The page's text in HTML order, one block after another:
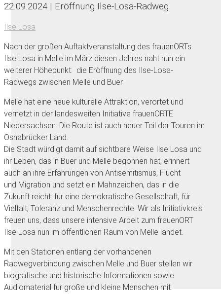
22.09.2024 | Eröffnung Ilse-Losa-Radweg
Ilse Losa
Nach der großen Auftaktveranstaltung des frauenORTs
Ilse Losa in Melle im März diesen Jahres naht nun ein
weiterer Höhepunkt: die Eröffnung des Ilse-Losa-
Radwegs zwischen Melle und Buer.
Melle hat eine neue kulturelle Attraktion, verortet und
vernetzt in der landesweiten Initiative frauenORTE
Niedersachsen. Die Route ist auch neuer Teil der Touren im
Osnabrücker Land.
Die Stadt würdigt damit auf sichtbare Weise Ilse Losa und
ihr Leben, das in Buer und Melle begonnen hat, erinnert
auch an ihre Erfahrungen von Antisemitismus, Flucht
und Migration und setzt ein Mahnzeichen, das in die
Zukunft reicht: für eine demokratische Gesellschaft, für
Vielfalt, Toleranz und Menschenrechte. Wir als Initiativkreis
freuen uns, dass unsere intensive Arbeit zum frauenORT
Ilse Losa nun im öffentlichen Raum von Melle landet.
Mit den Stationen entlang der vorhandenen
Radwegverbindung zwischen Melle und Buer stellen wir
biografische und historische Informationen sowie
Audiomaterial für große und kleine Menschen mit